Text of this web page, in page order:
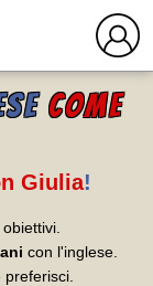
COME
Giulia!
con l'inglese.